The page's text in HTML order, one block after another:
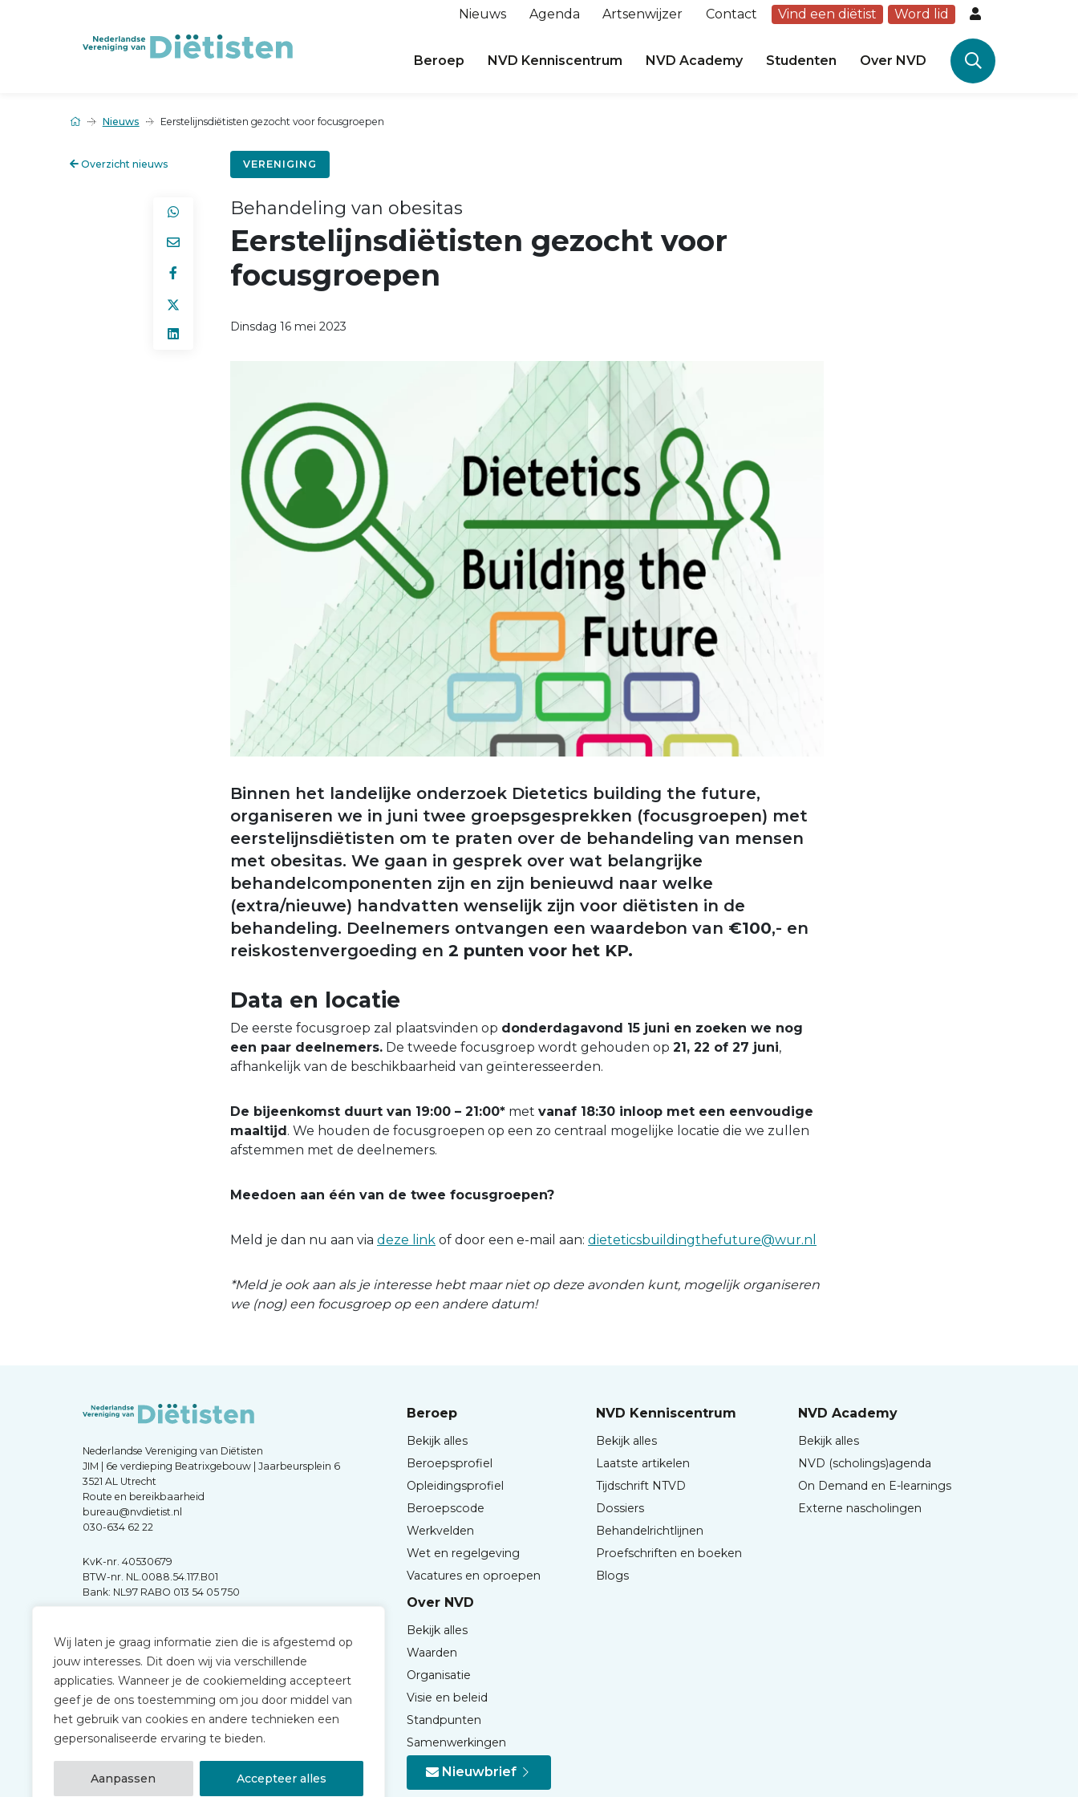
Wij laten je graag informatie zien die is afgestemd op
jouw interesses. Dit doen wij via verschillende
applicaties. Wanneer je de cookiemelding accepteert
geef je de ons toestemming om jou door middel van
het gebruik van cookies en andere technieken een
gepersonaliseerde ervaring te bieden.
Aanpassen Accepteer alles
Nieuws Agenda Artsenwijzer Contact Vind een diëtist Word lid
Beroep NVD Kenniscentrum NVD Academy Studenten Over NVD
Nieuws Eerstelijnsdiëtisten gezocht voor focusgroepen
Overzicht nieuws VERENIGING
Behandeling van obesitas
Eerstelijnsdiëtisten gezocht voor
focusgroepen
Dinsdag 16 mei 2023
Binnen het landelijke onderzoek Dietetics building the future,
organiseren we in juni twee groepsgesprekken (focusgroepen) met
eerstelijnsdiëtisten om te praten over de behandeling van mensen
met obesitas. We gaan in gesprek over wat belangrijke
behandelcomponenten zijn en zijn benieuwd naar welke
(extra/nieuwe) handvatten wenselijk zijn voor diëtisten in de
behandeling. Deelnemers ontvangen een waardebon van €100,- en
reiskostenvergoeding en 2 punten voor het KP.
Data en locatie
De eerste focusgroep zal plaatsvinden op donderdagavond 15 juni en zoeken we nog
een paar deelnemers. De tweede focusgroep wordt gehouden op 21, 22 of 27 juni,
afhankelijk van de beschikbaarheid van geïnteresseerden.
De bijeenkomst duurt van 19:00 – 21:00* met vanaf 18:30 inloop met een eenvoudige
maaltijd. We houden de focusgroepen op een zo centraal mogelijke locatie die we zullen
afstemmen met de deelnemers.
Meedoen aan één van de twee focusgroepen?
Meld je dan nu aan via deze link of door een e-mail aan: dieteticsbuildingthefuture@wur.nl
*Meld je ook aan als je interesse hebt maar niet op deze avonden kunt, mogelijk organiseren
we (nog) een focusgroep op een andere datum!
Nederlandse Vereniging van Diëtisten
JIM | 6e verdieping Beatrixgebouw | Jaarbeursplein 6
3521 AL Utrecht
Route en bereikbaarheid
bureau@nvdietist.nl
030-634 62 22
KvK-nr. 40530679
BTW-nr. NL.0088.54.117.B01
Bank: NL97 RABO 013 54 05 750
Beroep
Bekijk alles
Beroepsprofiel
Opleidingsprofiel
Beroepscode
Werkvelden
Wet en regelgeving
Vacatures en oproepen
NVD Kenniscentrum
Bekijk alles
Laatste artikelen
Tijdschrift NTVD
Dossiers
Behandelrichtlijnen
Proefschriften en boeken
Blogs
NVD Academy
Bekijk alles
NVD (scholings)agenda
On Demand en E-learnings
Externe nascholingen
Over NVD
Bekijk alles
Waarden
Organisatie
Visie en beleid
Standpunten
Samenwerkingen
Nieuwbrief